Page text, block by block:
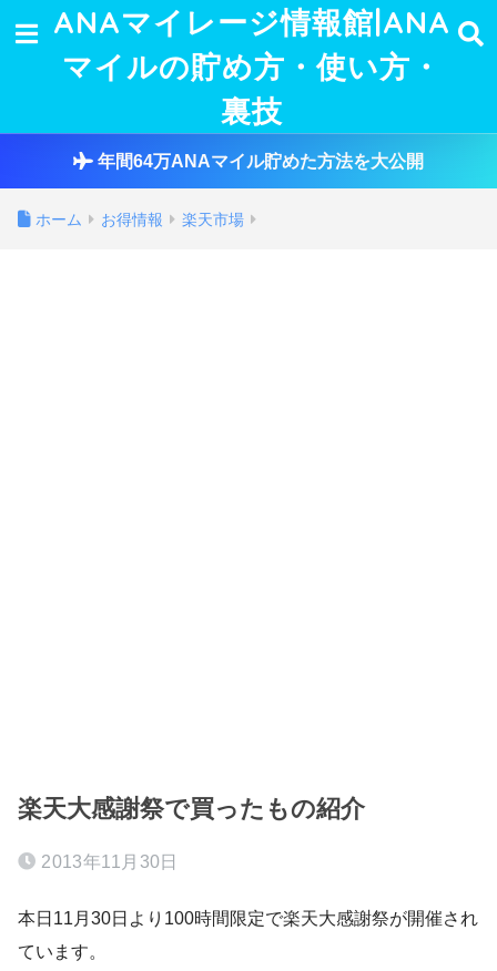
ANAマイレージ情報館|ANA
マイルの貯め方・使い方・
裏技
年間64万ANAマイル貯めた方法を大公開
ホーム お得情報 楽天市場
楽天大感謝祭で買ったもの紹介
2013年11月30日
本日11月30日より100時間限定で楽天大感謝祭が開催され
ています。